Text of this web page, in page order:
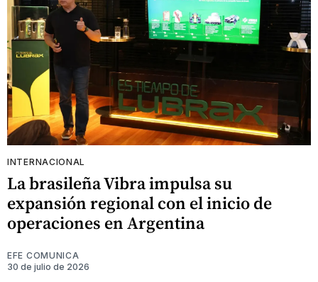
INTERNACIONAL
La brasileña Vibra impulsa su
expansión regional con el inicio de
operaciones en Argentina
EFE COMUNICA
30 de julio de 2026